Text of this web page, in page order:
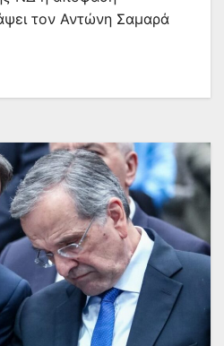
τον Αντώνη Σαμαρά